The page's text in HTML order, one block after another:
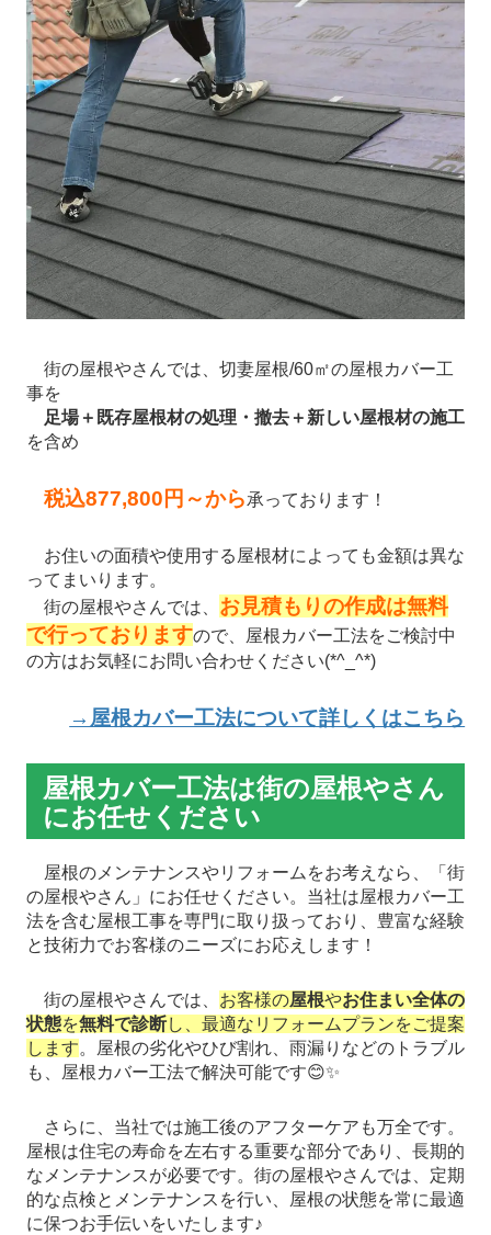
街の屋根やさんでは、切妻屋根/60㎡の屋根カバー工
事を
足場＋既存屋根材の処理・撤去＋新しい屋根材の施工
を含め
税込877,800円～から承っております！
お住いの面積や使用する屋根材によっても金額は異な
ってまいります。
街の屋根やさんでは、 お見積もりの作成は無料
で行っておりますので、屋根カバー工法をご検討中
の方はお気軽にお問い合わせください(*^_^*)
→屋根カバー工法について詳しくはこちら
屋根カバー工法は街の屋根やさん
にお任せください
屋根のメンテナンスやリフォームをお考えなら、「街
の屋根やさん」にお任せください。当社は屋根カバー工
法を含む屋根工事を専門に取り扱っており、豊富な経験
と技術力でお客様のニーズにお応えします！
街の屋根やさんでは、 お客様の屋根やお住まい全体の
状態を無料で診断し、最適なリフォームプランをご提案
します。屋根の劣化やひび割れ、雨漏りなどのトラブル
も、屋根カバー工法で解決可能です😊✨
さらに、当社では施工後のアフターケアも万全です。
屋根は住宅の寿命を左右する重要な部分であり、長期的
なメンテナンスが必要です。街の屋根やさんでは、定期
的な点検とメンテナンスを行い、屋根の状態を常に最適
に保つお手伝いをいたします♪